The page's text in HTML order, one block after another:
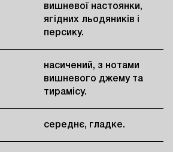
вишневої настоянки,
ягідних льодяників і
персику.
насичений, з нотами
вишневого джему та
тирамісу.
середнє, гладке.